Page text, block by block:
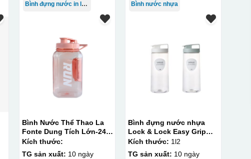
Bình đựng nước in logo
Bình Nước Thể Thao La
Fonte Dung Tích Lớn-2400
ML014892-BLU
Kích thước:
TG sản xuất: 10 ngày
Bình nước nhựa
Bình đựng nước nhựa
Lock & Lock Easy Grip
1.2L HAP813
Kích thước: 1l2
TG sản xuất: 10 ngày